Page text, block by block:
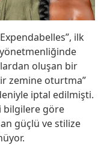
ilk
oluşan bir
zemine oturtma”
iptal edilmişti.
bilgilere göre
güçlü ve stilize